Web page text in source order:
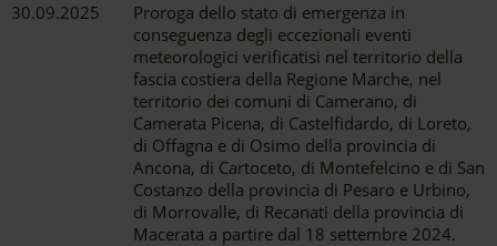
30.09.2025
Proroga dello stato di emergenza in
conseguenza degli eccezionali eventi
meteorologici verificatisi nel territorio della
fascia costiera della Regione Marche, nel
territorio dei comuni di Camerano, di
Camerata Picena, di Castelfidardo, di Loreto,
di Offagna e di Osimo della provincia di
Ancona, di Cartoceto, di Montefelcino e di San
Costanzo della provincia di Pesaro e Urbino,
di Morrovalle, di Recanati della provincia di
Macerata a partire dal 18 settembre 2024.